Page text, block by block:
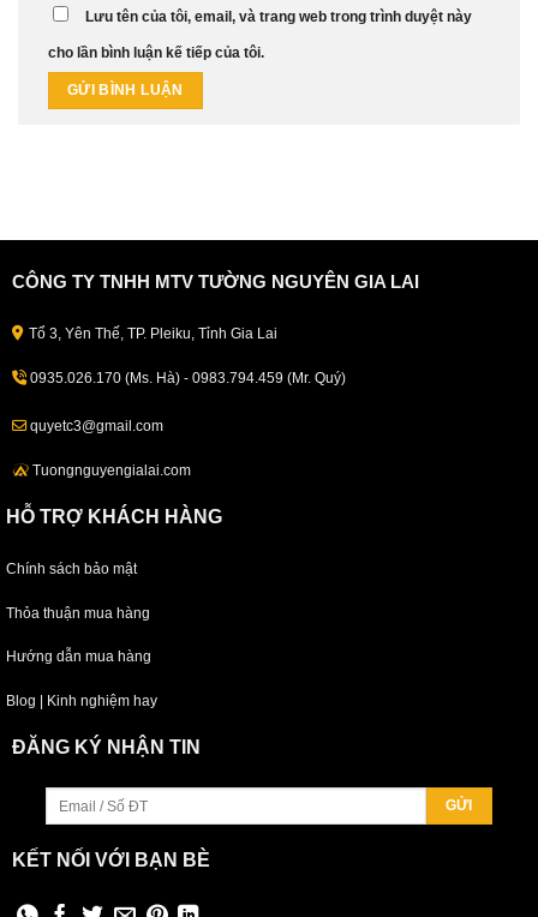
Lưu tên của tôi, email, và trang web trong trình duyệt này
cho lần bình luận kế tiếp của tôi.
CÔNG TY TNHH MTV TƯỜNG NGUYÊN GIA LAI
Tổ 3, Yên Thế, TP. Pleiku, Tỉnh Gia Lai
0935.026.170 (Ms. Hà) - 0983.794.459 (Mr. Quý)
quyetc3@gmail.com
Tuongnguyengialai.com
HỖ TRỢ KHÁCH HÀNG
Chính sách bảo mật
Thỏa thuận mua hàng
Hướng dẫn mua hàng
Blog | Kinh nghiệm hay
ĐĂNG KÝ NHẬN TIN
KẾT NỐI VỚI BẠN BÈ